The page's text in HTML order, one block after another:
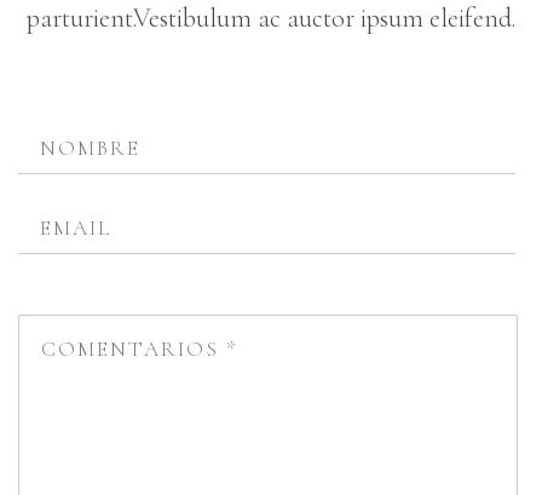
parturient.Vestibulum ac auctor ipsum eleifend.